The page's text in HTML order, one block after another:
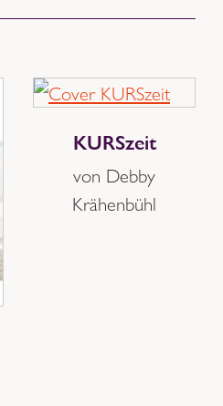
KURSzeit
von Debby
Krähenbühl